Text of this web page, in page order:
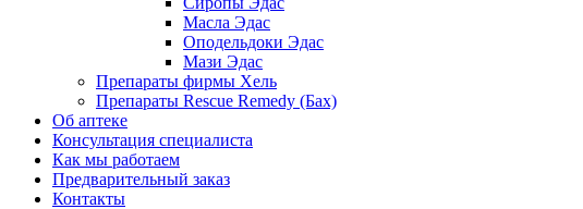
Масла Эдас
Оподельдоки Эдас
Мази Эдас
Препараты фирмы Хель
Препараты Rescue Remedy (Бах)
Об аптеке
Консультация специалиста
Как мы работаем
Предварительный заказ
Контакты